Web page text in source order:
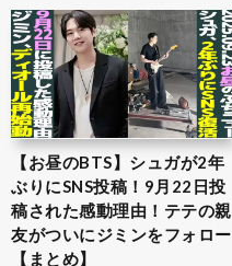
【お昼のBTS】シュガが2年
ぶりにSNS投稿！9月22日投
稿された感動理由！テテの親
友がついにジミンをフォロー
【まとめ】